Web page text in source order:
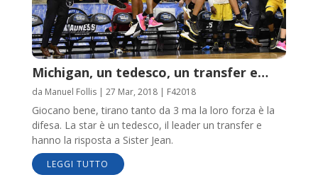
Michigan, un tedesco, un transfer e…
da Manuel Follis| 27 Mar, 2018| F42018
Giocano bene, tirano tanto da 3 ma la loro forza è la
difesa. La star è un tedesco, il leader un transfer e
hanno la risposta a Sister Jean.
LEGGI TUTTO